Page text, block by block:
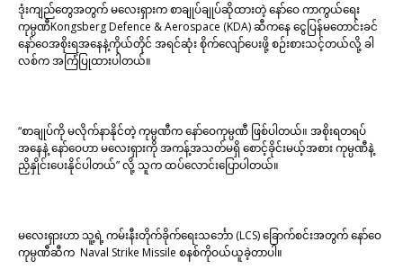
ဒုံးကျည်တွေအတွက် မလေးရှားက စာချုပ်ချုပ်ဆိုထားတဲ့ နော်ဝေ ကာကွယ်ရေး
ကုမ္ပဏီKongsberg Defence & Aerospace (KDA) ဆီကနေ ငွေပြန်မတောင်းခင်
နော်ဝေအစိုးရအနေနဲ့ကိုယ်တိုင် အရင်ဆုံး စိုက်လျော်ပေးဖို့ စဉ်းစားသင့်တယ်လို့ ခါ
လစ်က အကြံပြုထားပါတယ်။
“စာချုပ်ကို မလိုက်နာနိုင်တဲ့ ကုမ္ပဏီက နော်ဝေကုမ္ပဏီ ဖြစ်ပါတယ်။ အစိုးရတရပ်
အနေနဲ့ နော်ဝေဟာ မလေးရှားကို အကန့်အသတ်မရှိ စောင့်ခိုင်းမယ့်အစား ကုမ္ပဏီနဲ့
ညှိနှိုင်းပေးနိုင်ပါတယ်” လို့ သူက ထပ်လောင်းပြောပါတယ်။
မလေးရှားဟာ သူ့ရဲ့ ကမ်းနီးတိုက်ခိုက်ရေးသင်္ဘော (LCS) ခြောက်စင်းအတွက် နော်ဝေ
ကုမ္ပဏီဆီက Naval Strike Missile စနစ်ကိုဝယ်ယူခဲ့တာပါ။